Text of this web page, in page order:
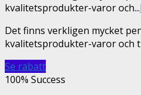
kvalitetsprodukter-varor och...
Det finns verkligen mycket
kvalitetsprodukter-varor och
Se rabatt
100% Success